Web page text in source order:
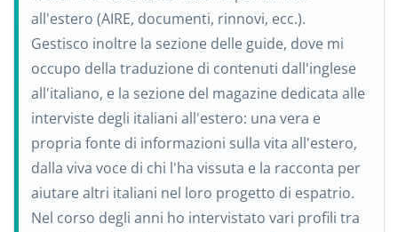
all'estero (AIRE, documenti, rinnovi, ecc.).
Gestisco inoltre la sezione delle guide, dove mi
occupo della traduzione di contenuti dall'inglese
all'italiano, e la sezione del magazine dedicata alle
interviste degli italiani all'estero: una vera e
propria fonte di informazioni sulla vita all'estero,
dalla viva voce di chi l'ha vissuta e la racconta per
aiutare altri italiani nel loro progetto di espatrio.
Nel corso degli anni ho intervistato vari profili tra